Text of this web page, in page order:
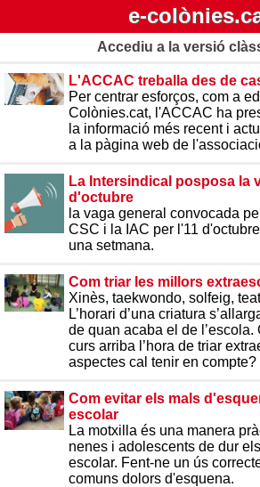
e-
Accediu a la versió
L'ACCAC treballa des de
Per centrar esforços, com a
Colònies.cat, l'ACCAC ha
la informació més recent i
a la pàgina web de
La Intersindical posposa la
d'octubre
la vaga general convocada
CSC i la IAC per l'11
una setmana.
Com triar les millors
Xinès, taekwondo, solfeig,
L’horari d’una criatura
de quan acaba el de l’escola.
curs arriba l’hora de triar
aspectes cal tenir en compte?
Com evitar els mals
escolar
La motxilla és una manera
nenes i adolescents de dur
escolar. Fent-ne un ús
comuns dolors d'esquena.